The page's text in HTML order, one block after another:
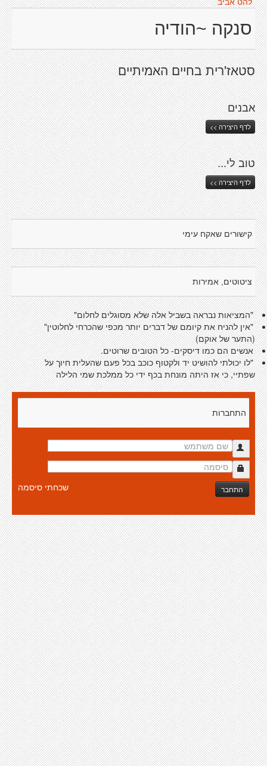
סנקה ~הודיה
סטאז'רית בחיים האמיתיים
אבנים
לדף היצירה >>
טוב לי...
לדף היצירה >>
קישורים שאקח עימי
ציטוטים, אמירות
"המציאות נבראה בשביל אלה שלא מסוגלים לחלום"
"אין להניח את קיומם של דברים יותר מכפי שהכרחי לחלוטין"
(התער של אוקם)
אנשים הם כמו דיסקים- כל הטובים שרוטים.
"לו יכולתי להושיט יד ולקטוף כוכב בכל פעם שהעלית חיוך על
שפתיי, כי אז היתה מונחת בכף ידי כל ממלכת שמי הלילה
התחברות
התחבר שכחתי סיסמה